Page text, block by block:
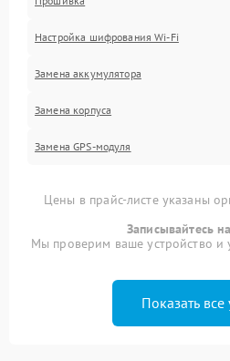
Настройка шифрования Wi-Fi
Замена аккумулятора
Замена корпуса
Замена GPS-модуля
Цены в прайс-листе указаны
Записывайтесь
Мы проверим ваше устройство и
Показать все